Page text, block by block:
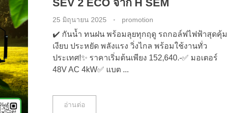
SEV 2 ECO จาก H SEM
25 มิถุนายน 2025 promotion
✔️ กันน้ำ ทนฝน พร้อมลุยทุกฤดู รถกอล์ฟไฟฟ้าสุดคุ้ม
เงียบ ประหยัด พลังแรง วิ่งไกล พร้อมใช้งานทั่ว
ประเทศ!✨ ราคาเริ่มต้นเพียง 152,640.-✅ มอเตอร์
48V AC 4kW✅ แบต ...
อ่านต่อ